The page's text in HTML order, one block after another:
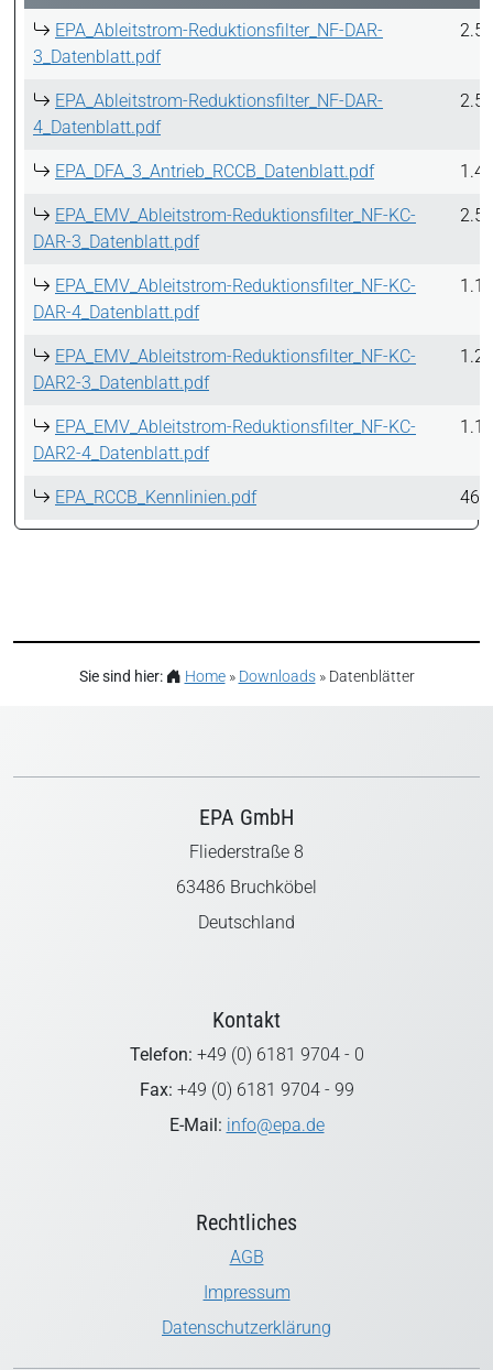
EPA_Ableitstrom-Reduktionsfilter_NF-DAR-
3_Datenblatt.pdf
EPA_Ableitstrom-Reduktionsfilter_NF-DAR-
4_Datenblatt.pdf
EPA_DFA_3_Antrieb_RCCB_Datenblatt.pdf
EPA_EMV_Ableitstrom-Reduktionsfilter_NF-KC-
DAR-3_Datenblatt.pdf
EPA_EMV_Ableitstrom-Reduktionsfilter_NF-KC-
DAR-4_Datenblatt.pdf
EPA_EMV_Ableitstrom-Reduktionsfilter_NF-KC-
DAR2-3_Datenblatt.pdf
EPA_EMV_Ableitstrom-Reduktionsfilter_NF-KC-
DAR2-4_Datenblatt.pdf
EPA_RCCB_Kennlinien.pdf
Sie sind hier: Home» Downloads» Datenblätter
EPA GmbH
Fliederstraße 8
63486 Bruchköbel
Deutschland
Kontakt
Telefon: +49 (0) 6181 9704 - 0
Fax: +49 (0) 6181 9704 - 99
E-Mail: info@epa.de
Rechtliches
AGB
Impressum
Datenschutzerklärung